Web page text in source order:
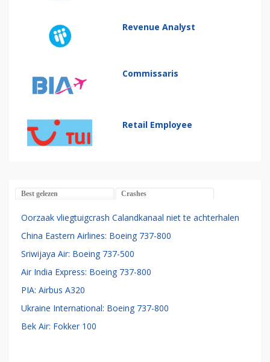
Revenue Analyst
Commissaris
Retail Employee
Best gelezen Crashes
Oorzaak vliegtuigcrash Calandkanaal niet te achterhalen
China Eastern Airlines: Boeing 737-800
Sriwijaya Air: Boeing 737-500
Air India Express: Boeing 737-800
PIA: Airbus A320
Ukraine International: Boeing 737-800
Bek Air: Fokker 100